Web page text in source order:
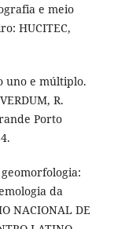
e meio
HUCITEC,
uno e múltiplo.
R.
Porto
geomorfologia:
da
NACIONAL DE